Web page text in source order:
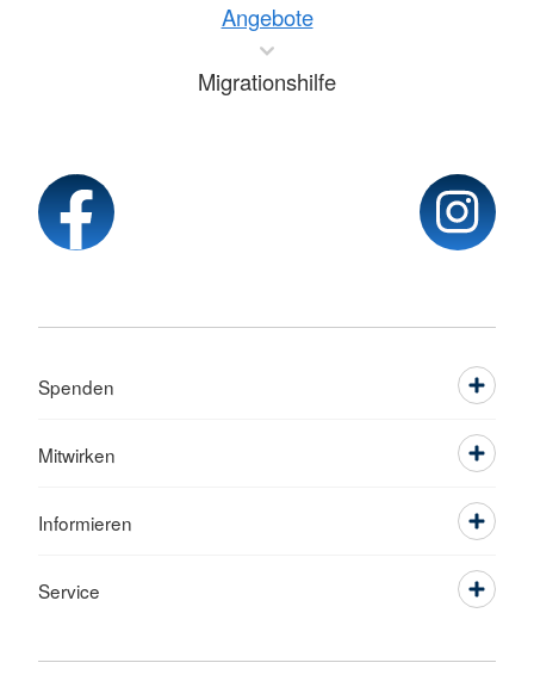
Angebote
Migrationshilfe
Spenden
Mitwirken
Informieren
Service